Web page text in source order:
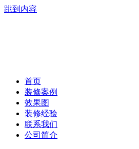
跳到内容
首页
装修案例
效果图
装修经验
联系我们
公司简介